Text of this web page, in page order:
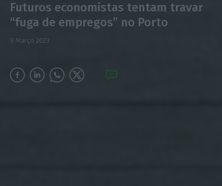
Futuros economistas tentam travar
“fuga de empregos” no Porto
9 Março 2023